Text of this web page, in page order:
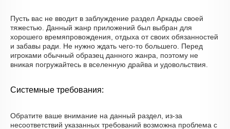
Пусть вас не вводит в заблуждение раздел Аркады своей
тяжестью. Данный жанр приложений был выбран для
хорошего времяпровождения, отдыха от своих обязанностей
и забавы ради. Не нужно ждать чего-то большего. Перед
игроками обычный образец данного жанра, поэтому не
вникая погружайтесь в вселенную драйва и удовольствия.
Системные требования:
Обратите ваше внимание на данный раздел, из-за
несоответствий указанных требований возможна проблема с